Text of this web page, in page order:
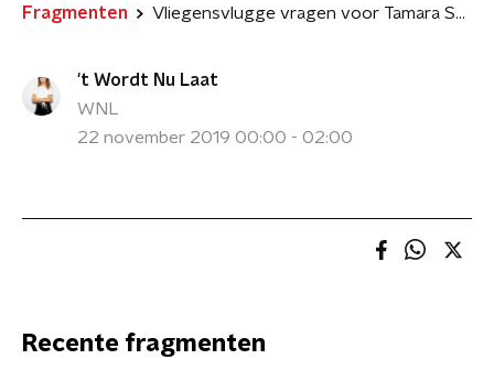
Fragmenten Vliegensvlugge vragen voor Tamara Seur
't Wordt Nu Laat
WNL
22 november 2019 00:00 - 02:00
Recente fragmenten